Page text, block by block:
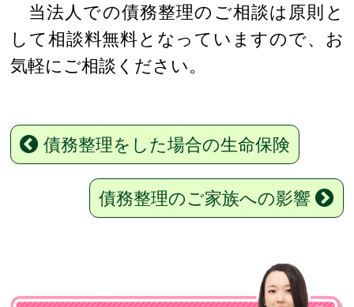
当法人での債務整理のご相談は原則と
して相談料無料となっていますので、お
気軽にご相談ください。
債務整理をした場合の生命保険
債務整理のご家族への影響